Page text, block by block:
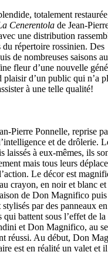
totalement
Cenerentola de Jean-
une distribution
du répertoire rossinien. Des
de nombreuses saisons
fleur d’une nouvelle
plaisir d’un public qui n’a
à une telle qualité!
Pierre Ponnelle, reprise
et de drôlerie.
laissés à eux-mêmes, ils
mais tous leurs
Le décor est
crayon, en noir et blanc et
de Don Magnifico
par des panneaux
qui battent sous l’effet de la
et Don Magnifico, au
réussi. Au début, Don
est en réalité un valet et